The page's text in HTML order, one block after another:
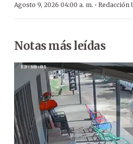
Agosto 9, 2026 04:00 a. m. · Redacción
Notas más leídas